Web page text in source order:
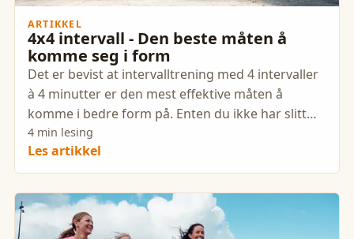
ARTIKKEL
4x4 intervall - Den beste måten å
komme seg i form
Det er bevist at intervalltrening med 4 intervaller
à 4 minutter er den mest effektive måten å
komme i bedre form på. Enten du ikke har slitt
deg ut på flere
4 min lesing
Les artikkel